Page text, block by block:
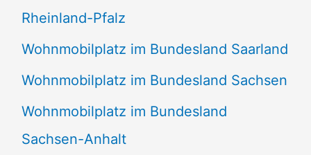
Rheinland-Pfalz
Wohnmobilplatz im Bundesland Saarland
Wohnmobilplatz im Bundesland Sachsen
Wohnmobilplatz im Bundesland
Sachsen-Anhalt